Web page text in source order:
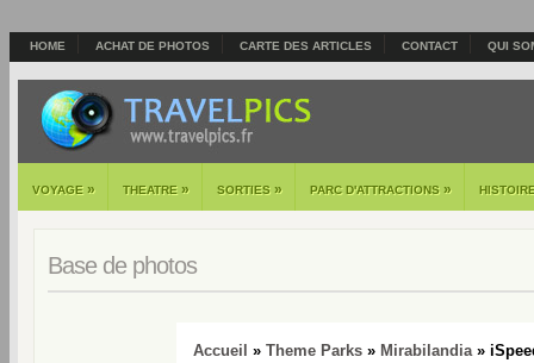
HOME ACHAT DE PHOTOS CARTE DES ARTICLES CONTACT QUI
VOYAGE » THEATRE » SORTIES » PARC D'ATTRACTIONS »
Base de photos
Accueil » Theme Parks» Mirabilandia»